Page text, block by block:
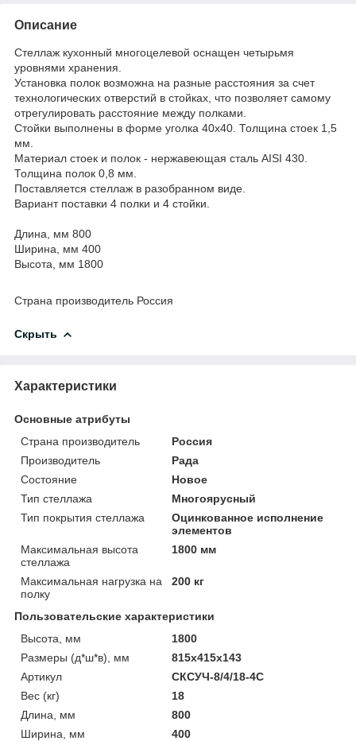
Описание
Стеллаж кухонный многоцелевой оснащен четырьмя
уровнями хранения.
Установка полок возможна на разные расстояния за счет
технологических отверстий в стойках, что позволяет самому
отрегулировать расстояние между полками.
Стойки выполнены в форме уголка 40х40. Толщина стоек 1,5
мм.
Материал стоек и полок - нержавеющая сталь AISI 430.
Толщина полок 0,8 мм.
Поставляется стеллаж в разобранном виде.
Вариант поставки 4 полки и 4 стойки.
Длина, мм 800
Ширина, мм 400
Высота, мм 1800
Страна производитель Россия
Скрыть
Характеристики
Основные атрибуты
Страна производитель
Россия
Производитель
Рада
Состояние
Новое
Тип стеллажа
Многоярусный
Тип покрытия стеллажа
Оцинкованное исполнение
элементов
Максимальная высота
стеллажа
1800 мм
Максимальная нагрузка на
полку
200 кг
Пользовательские характеристики
Высота, мм
1800
Размеры (д*ш*в), мм
815х415х143
Артикул
СКСУЧ-8/4/18-4С
Вес (кг)
18
Длина, мм
800
Ширина, мм
400